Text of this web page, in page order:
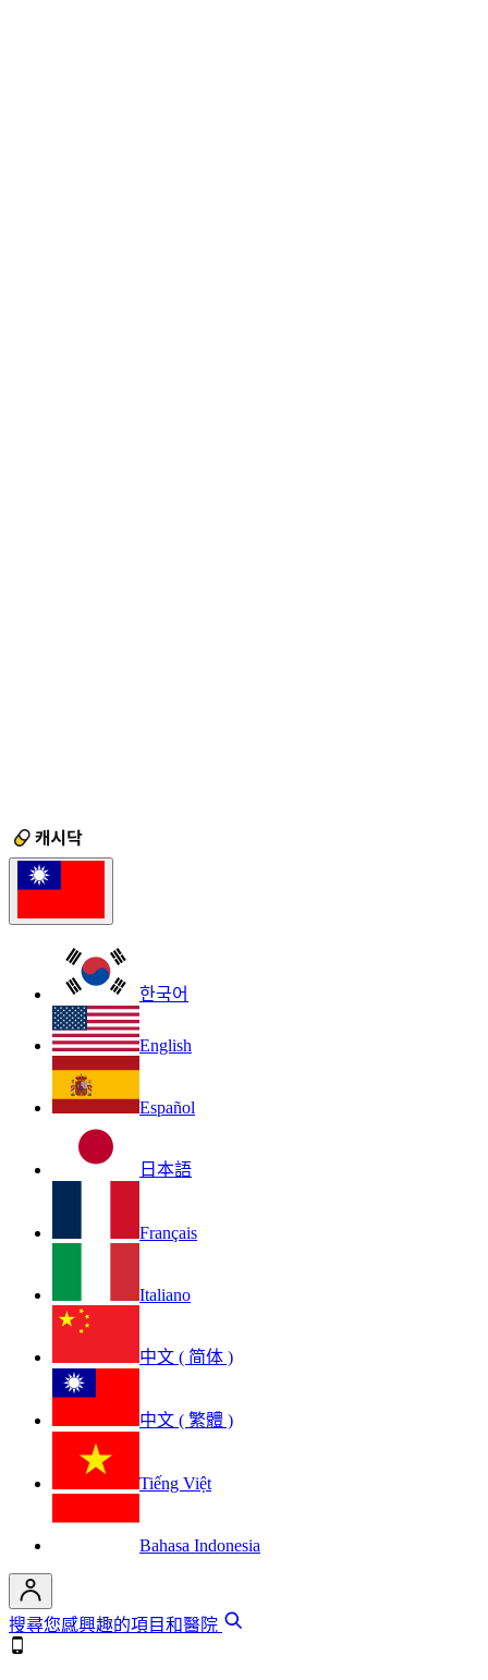
한국어
English
Español
日本語
Français
Italiano
中文 ( 简体 )
中文 ( 繁體 )
Tiếng Việt
Bahasa Indonesia
搜尋您感興趣的項目和醫院